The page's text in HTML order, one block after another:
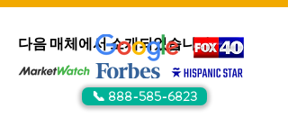
다음 매체에서 소개되었습니다:
📞 888-585-6823